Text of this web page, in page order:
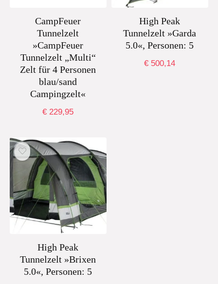
CampFeuer
Tunnelzelt
»CampFeuer
Tunnelzelt „Multi“
Zelt für 4 Personen
blau/sand
Campingzelt«
€ 229,95
High Peak
Tunnelzelt »Garda
5.0«, Personen: 5
€ 500,14
High Peak
Tunnelzelt »Brixen
5.0«, Personen: 5